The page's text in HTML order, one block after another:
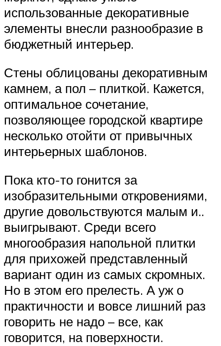
использованные декоративные
элементы внесли разнообразие в
бюджетный интерьер.
Стены облицованы декоративным
камнем, а пол – плиткой. Кажется,
оптимальное сочетание,
позволяющее городской квартире
несколько отойти от привычных
интерьерных шаблонов.
Пока кто-то гонится за
изобразительными откровениями,
другие довольствуются малым и..
выигрывают. Среди всего
многообразия напольной плитки
для прихожей представленный
вариант один из самых скромных.
Но в этом его прелесть. А уж о
практичности и вовсе лишний раз
говорить не надо – все, как
говорится, на поверхности.